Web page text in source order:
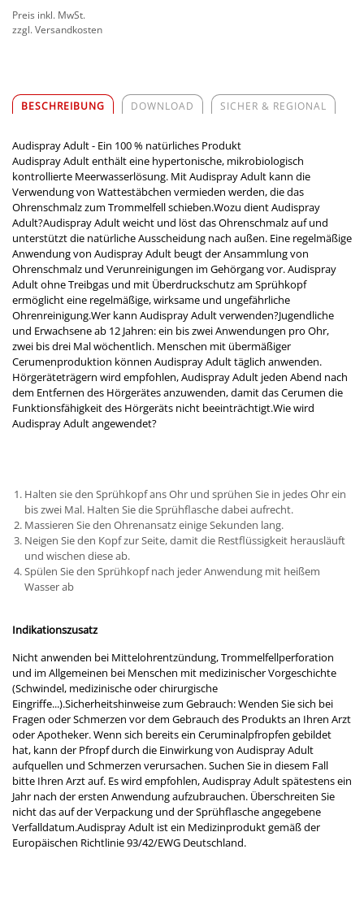
Preis inkl. MwSt.
zzgl. Versandkosten
BESCHREIBUNG DOWNLOAD SICHER & REGIONAL
Audispray Adult - Ein 100 % natürliches Produkt
Audispray Adult enthält eine hypertonische, mikrobiologisch
kontrollierte Meerwasserlösung. Mit Audispray Adult kann die
Verwendung von Wattestäbchen vermieden werden, die das
Ohrenschmalz zum Trommelfell schieben.Wozu dient Audispray
Adult?Audispray Adult weicht und löst das Ohrenschmalz auf und
unterstützt die natürliche Ausscheidung nach außen. Eine regelmäßige
Anwendung von Audispray Adult beugt der Ansammlung von
Ohrenschmalz und Verunreinigungen im Gehörgang vor. Audispray
Adult ohne Treibgas und mit Überdruckschutz am Sprühkopf
ermöglicht eine regelmäßige, wirksame und ungefährliche
Ohrenreinigung.Wer kann Audispray Adult verwenden?Jugendliche
und Erwachsene ab 12 Jahren: ein bis zwei Anwendungen pro Ohr,
zwei bis drei Mal wöchentlich. Menschen mit übermäßiger
Cerumenproduktion können Audispray Adult täglich anwenden.
Hörgeräteträgern wird empfohlen, Audispray Adult jeden Abend nach
dem Entfernen des Hörgerätes anzuwenden, damit das Cerumen die
Funktionsfähigkeit des Hörgeräts nicht beeinträchtigt.Wie wird
Audispray Adult angewendet?
Halten sie den Sprühkopf ans Ohr und sprühen Sie in jedes Ohr ein
bis zwei Mal. Halten Sie die Sprühflasche dabei aufrecht.
Massieren Sie den Ohrenansatz einige Sekunden lang.
Neigen Sie den Kopf zur Seite, damit die Restflüssigkeit herausläuft
und wischen diese ab.
Spülen Sie den Sprühkopf nach jeder Anwendung mit heißem
Wasser ab
Indikationszusatz
Nicht anwenden bei Mittelohrentzündung, Trommelfellperforation
und im Allgemeinen bei Menschen mit medizinischer Vorgeschichte
(Schwindel, medizinische oder chirurgische
Eingriffe...).Sicherheitshinweise zum Gebrauch: Wenden Sie sich bei
Fragen oder Schmerzen vor dem Gebrauch des Produkts an Ihren Arzt
oder Apotheker. Wenn sich bereits ein Ceruminalpfropfen gebildet
hat, kann der Pfropf durch die Einwirkung von Audispray Adult
aufquellen und Schmerzen verursachen. Suchen Sie in diesem Fall
bitte Ihren Arzt auf. Es wird empfohlen, Audispray Adult spätestens ein
Jahr nach der ersten Anwendung aufzubrauchen. Überschreiten Sie
nicht das auf der Verpackung und der Sprühflasche angegebene
Verfalldatum.Audispray Adult ist ein Medizinprodukt gemäß der
Europäischen Richtlinie 93/42/EWG Deutschland.